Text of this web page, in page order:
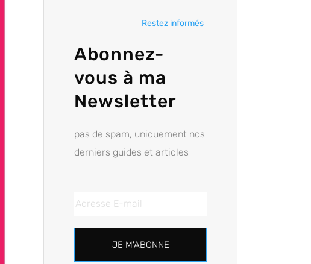
Restez informés
Abonnez-
vous à ma
Newsletter
pas de spam, uniquement nos
derniers guides et articles
JE M'ABONNE